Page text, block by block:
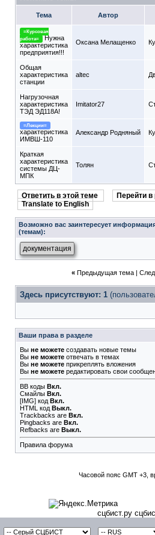
Тема Автор
=Курсовая
работа=
Нужна
характеристика
предприятия!!!
Оксана Мелащенко
Общая
характеристика
станции
altec
Нагрузочная
характеристика
ТЭД ЭД118А!
Imitator27
=Лекции=
характеристика
ИМВШ-110
Александр Родняный
Краткая
характеристика
системы ДЦ-
МПК
Толян
Ответить в этой теме
Перейти
Translate to English
Возможно вас заинтересует
(темам):
документация
« Предыдущая тема|
Здесь присутствуют: 1
Ваши права в разделе
Вы не можете создавать новые темы
Вы не можете отвечать в темах
Вы не можете прикреплять вложения
Вы не можете редактировать свои
BB коды Вкл.
Смайлы Вкл.
[IMG] код Вкл.
HTML код Выкл.
Trackbacks are Вкл.
Pingbacks are Вкл.
Refbacks are Выкл.
Правила форума
Часовой пояс GMT +3,
сцбист.ру